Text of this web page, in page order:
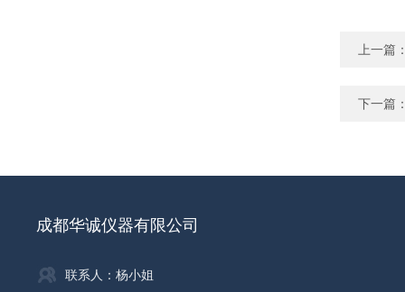
上一篇
下一篇
成都华诚仪器有限公司
联系人：杨小姐